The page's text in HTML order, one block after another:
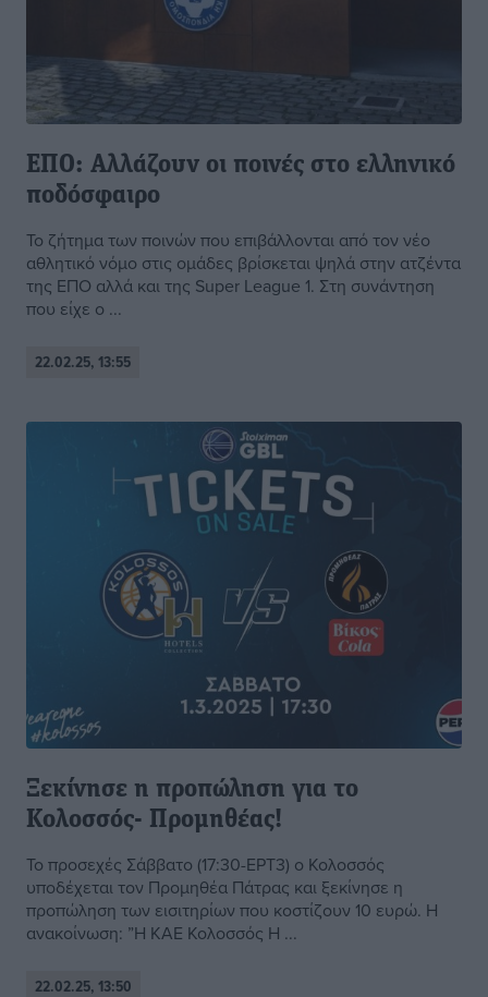
ΕΠΟ: Αλλάζουν οι ποινές στο ελληνικό
ποδόσφαιρο
Το ζήτημα των ποινών που επιβάλλονται από τον νέο
αθλητικό νόμο στις ομάδες βρίσκεται ψηλά στην ατζέντα
της ΕΠΟ αλλά και της Super League 1. Στη συνάντηση
που είχε ο ...
22.02.25, 13:55
Ξεκίνησε η προπώληση για το
Κολοσσός- Προμηθέας!
Το προσεχές Σάββατο (17:30-ΕΡΤ3) ο Κολοσσός
υποδέχεται τον Προμηθέα Πάτρας και ξεκίνησε η
προπώληση των εισιτηρίων που κοστίζουν 10 ευρώ. Η
ανακοίνωση: ”Η ΚΑΕ Κολοσσός H ...
22.02.25, 13:50